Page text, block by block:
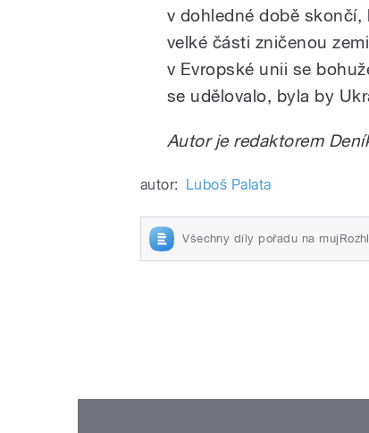
v dohledné době skončí,
velké části zničenou
v Evropské unii se
se udělovalo, byla by
Autor je redaktorem
autor: Luboš Palata
Všechny díly pořadu na